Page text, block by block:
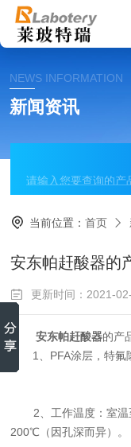
NEWS INFORMATION
新闻资讯
当前位置：首页
安东帕赶酸器的
更新时间：2021-
安东帕赶酸器的产
1、PFA涂层，特氟隆
2、工作温度：室温
200℃（因孔深而异）。